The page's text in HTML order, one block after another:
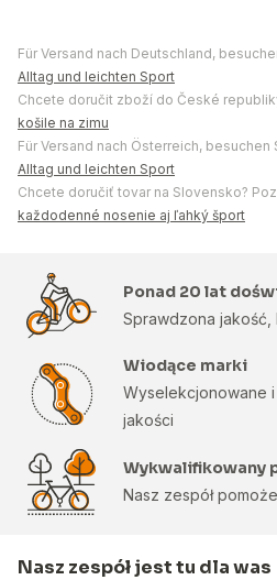
Für Versand nach Deutschland,
Alltag und leichten Sport
Chcete doručit zboží do České
košile na zimu
Für Versand nach Österreich, besuchen
Alltag und leichten Sport
Chcete doručiť tovar na Slovensko?
každodenné nosenie aj ľahký šport
Ponad 20 lat
Sprawdzona
Wiodące marki
Wyselekcjonowane
jakości
Wykwalifikowany
Nasz zespół
Nasz zespół jest tu dla was